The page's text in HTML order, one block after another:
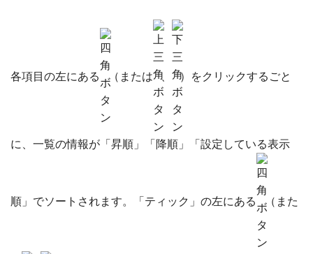
各項目の左にある （または 、 ）をクリックするごと
に、一覧の情報が「昇順」「降順」「設定している表示
順」でソートされます。「ティック」の左にある （また